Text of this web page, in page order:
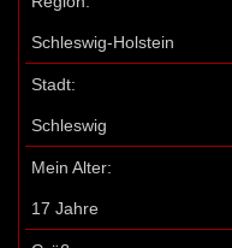
Schleswig-Holstein
Stadt:
Schleswig
Mein Alter:
17 Jahre